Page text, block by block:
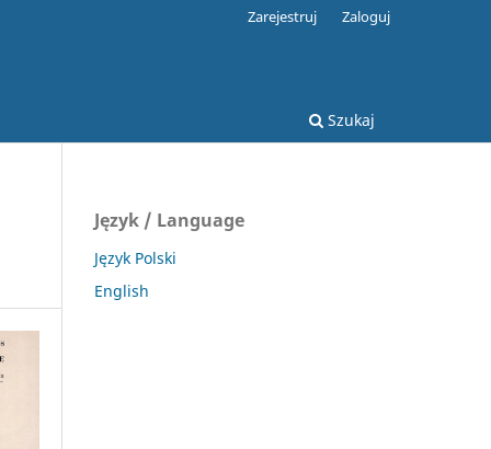
Szukaj
Zarejestruj Zaloguj
Język / Language
Język Polski
English